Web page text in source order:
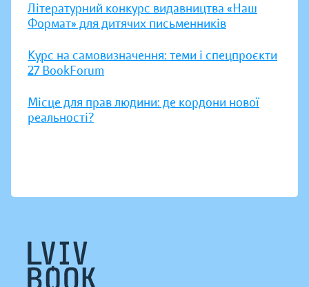
Літературний конкурс видавництва «Наш
Формат» для дитячих письменників
Курс на самовизначення: теми і спецпроєкти
27 BookForum
Місце для прав людини: де кордони нової
реальності?